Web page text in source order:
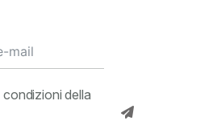
della